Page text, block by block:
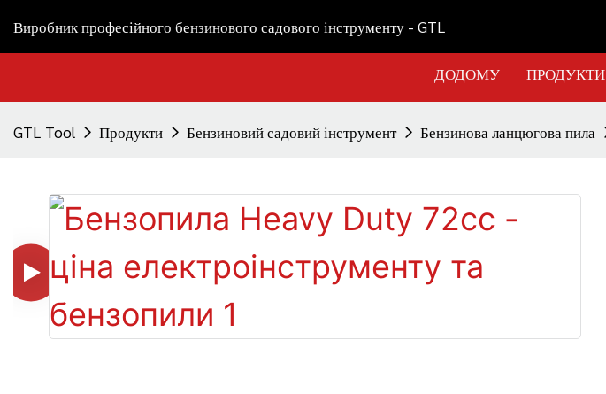
Виробник професійного бензинового садового інструменту - GTL
ДОДОМУ ПРОДУКТИ
GTL Tool Продукти Бензиновий садовий інструмент Бензинова ланцюгова пила